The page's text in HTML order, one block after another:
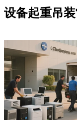
设备起重吊